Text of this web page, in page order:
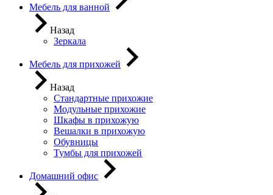
Мебель для ванной
Назад
Зеркала
Мебель для прихожей
Назад
Стандартные прихожие
Модульные прихожие
Шкафы в прихожую
Вешалки в прихожую
Обувницы
Тумбы для прихожей
Домашний офис